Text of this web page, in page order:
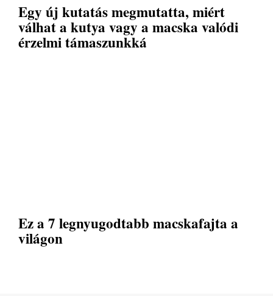
Egy új kutatás megmutatta, miért
válhat a kutya vagy a macska valódi
érzelmi támaszunkká
Ez a 7 legnyugodtabb macskafajta a
világon